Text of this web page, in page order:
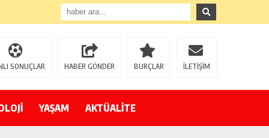
SONUÇLAR HABER GÖNDER BURÇLAR İLETİŞİM
YAŞAM AKTÜALİTE